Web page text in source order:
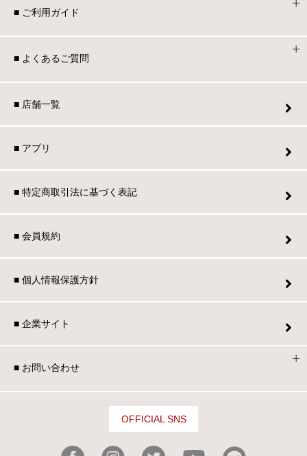
■ ご利用ガイド
■ よくあるご質問
■ 店舗一覧
■ アプリ
■ 特定商取引法に基づく表記
■ 会員規約
■ 個人情報保護方針
■ 企業サイト
■ お問い合わせ
OFFICIAL SNS